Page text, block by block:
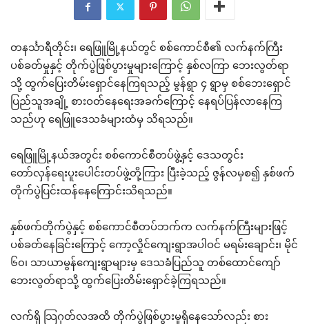
တနင်္သာရီတိုင်း၊ ရေဖြူမြို့နယ်တွင် စစ်ကောင်စီ၏ လက်နက်ကြီး
ပစ်ခတ်မှုနှင့် တိုက်ပွဲဖြစ်ပွားမှုများကြောင့် နှစ်လကြာ ဘေးလွတ်ရာ
သို့ ထွက်ပြေးတိမ်းရှောင်နေကြရသည့် မွန်ရွာ ၄ ရွာမှ စစ်ဘေးရှောင်
ပြည်သူအချို့ စားဝတ်နေရေးအခက်ကြောင့် နေရပ်ပြန်လာနေကြ
သည်ဟု ရေဖြူဒေသခံများထံမှ သိရသည်။
ရေဖြူမြို့နယ်အတွင်း စစ်ကောင်စီတပ်ဖွဲ့နှင့် ဒေသတွင်း
တော်လှန်ရေးပူးပေါင်းတပ်ဖွဲ့တို့ကြား ပြီးခဲ့သည့် ဇွန်လမှစ၍ နှစ်ဖက်
တိုက်ပွဲပြင်းထန်နေကြောင်းသိရသည်။
နှစ်ဖက်တိုက်ပွဲနှင့် စစ်ကောင်စီတပ်ဘက်က လက်နက်ကြီးများဖြင့်
ပစ်ခတ်နေခြင်းကြောင့် ကော့လှိုင်ကျေးရွာအပါဝင် မရမ်းချောင်း၊ မိုင်
၆၀၊ သာယာမွန်ကျေးရွာများမှ ဒေသခံပြည်သူ တစ်ထောင်ကျော်
ဘေးလွတ်ရာသို့ ထွက်ပြေးတိမ်းရှောင်ခဲ့ကြရသည်။
လက်ရှိ သြဂုတ်လအထိ တိုက်ပွဲဖြစ်ပွားမှုရှိနေသော်လည်း စား